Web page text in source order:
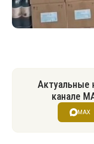
Актуальные
канале
MAX